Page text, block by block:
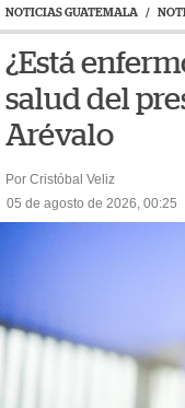
NOTICIAS GUATEMALA /
¿Está
salud del
Arévalo
Por Cristóbal Veliz
05 de agosto de 2026, 00:25